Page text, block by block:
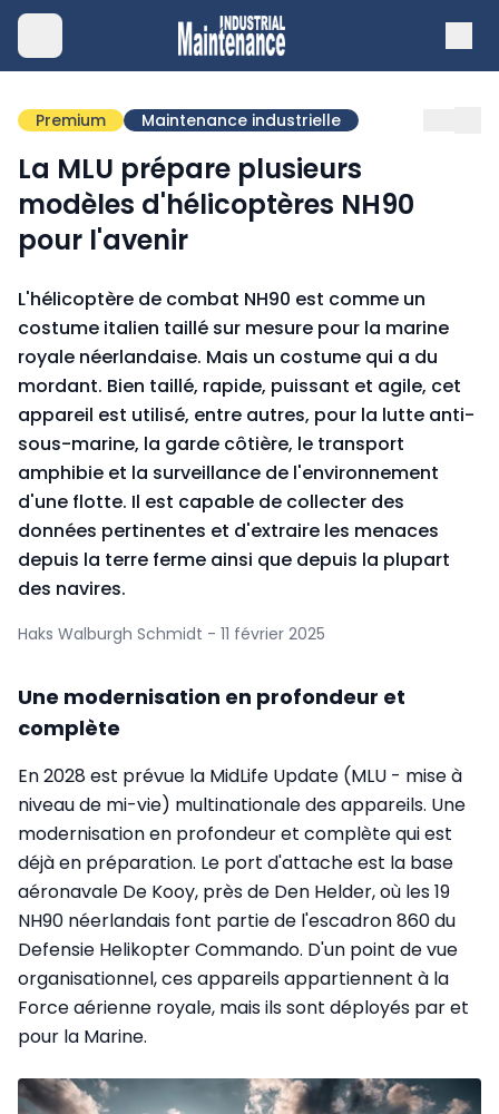
Premium Maintenance industrielle
La MLU prépare plusieurs
modèles d'hélicoptères NH90
pour l'avenir
L'hélicoptère de combat NH90 est comme un
costume italien taillé sur mesure pour la marine
royale néerlandaise. Mais un costume qui a du
mordant. Bien taillé, rapide, puissant et agile, cet
appareil est utilisé, entre autres, pour la lutte anti-
sous-marine, la garde côtière, le transport
amphibie et la surveillance de l'environnement
d'une flotte. Il est capable de collecter des
données pertinentes et d'extraire les menaces
depuis la terre ferme ainsi que depuis la plupart
des navires.
Haks Walburgh Schmidt - 11 février 2025
Une modernisation en profondeur et
complète
En 2028 est prévue la MidLife Update (MLU - mise à
niveau de mi-vie) multinationale des appareils. Une
modernisation en profondeur et complète qui est
déjà en préparation. Le port d'attache est la base
aéronavale De Kooy, près de Den Helder, où les 19
NH90 néerlandais font partie de l'escadron 860 du
Defensie Helikopter Commando. D'un point de vue
organisationnel, ces appareils appartiennent à la
Force aérienne royale, mais ils sont déployés par et
pour la Marine.